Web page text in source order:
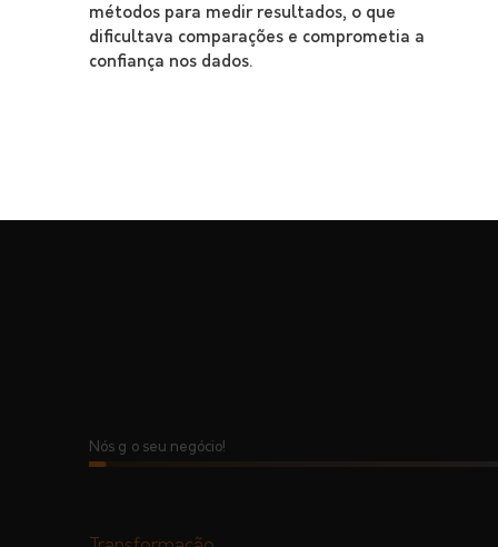
métodos para medir resultados, o que
dificultava comparações e comprometia a
confiança nos dados.
Nós lemos|o seu negócio!